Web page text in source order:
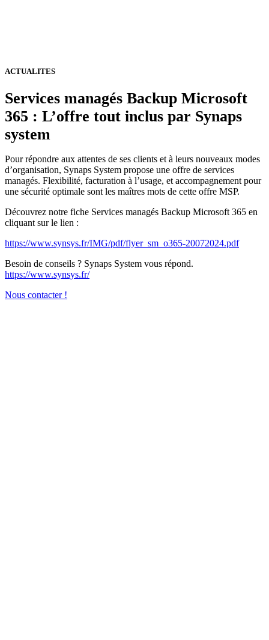
ACTUALITES
Services managés Backup Microsoft
365 : L’offre tout inclus par Synaps
system
Pour répondre aux attentes de ses clients et à leurs nouveaux modes
d’organisation, Synaps System propose une offre de services
managés. Flexibilité, facturation à l’usage, et accompagnement pour
une sécurité optimale sont les maîtres mots de cette offre MSP.
Découvrez notre fiche Services managés Backup Microsoft 365 en
cliquant sur le lien :
https://www.synsys.fr/IMG/pdf/flyer_sm_o365-20072024.pdf
Besoin de conseils ? Synaps System vous répond.
https://www.synsys.fr/
Nous contacter !